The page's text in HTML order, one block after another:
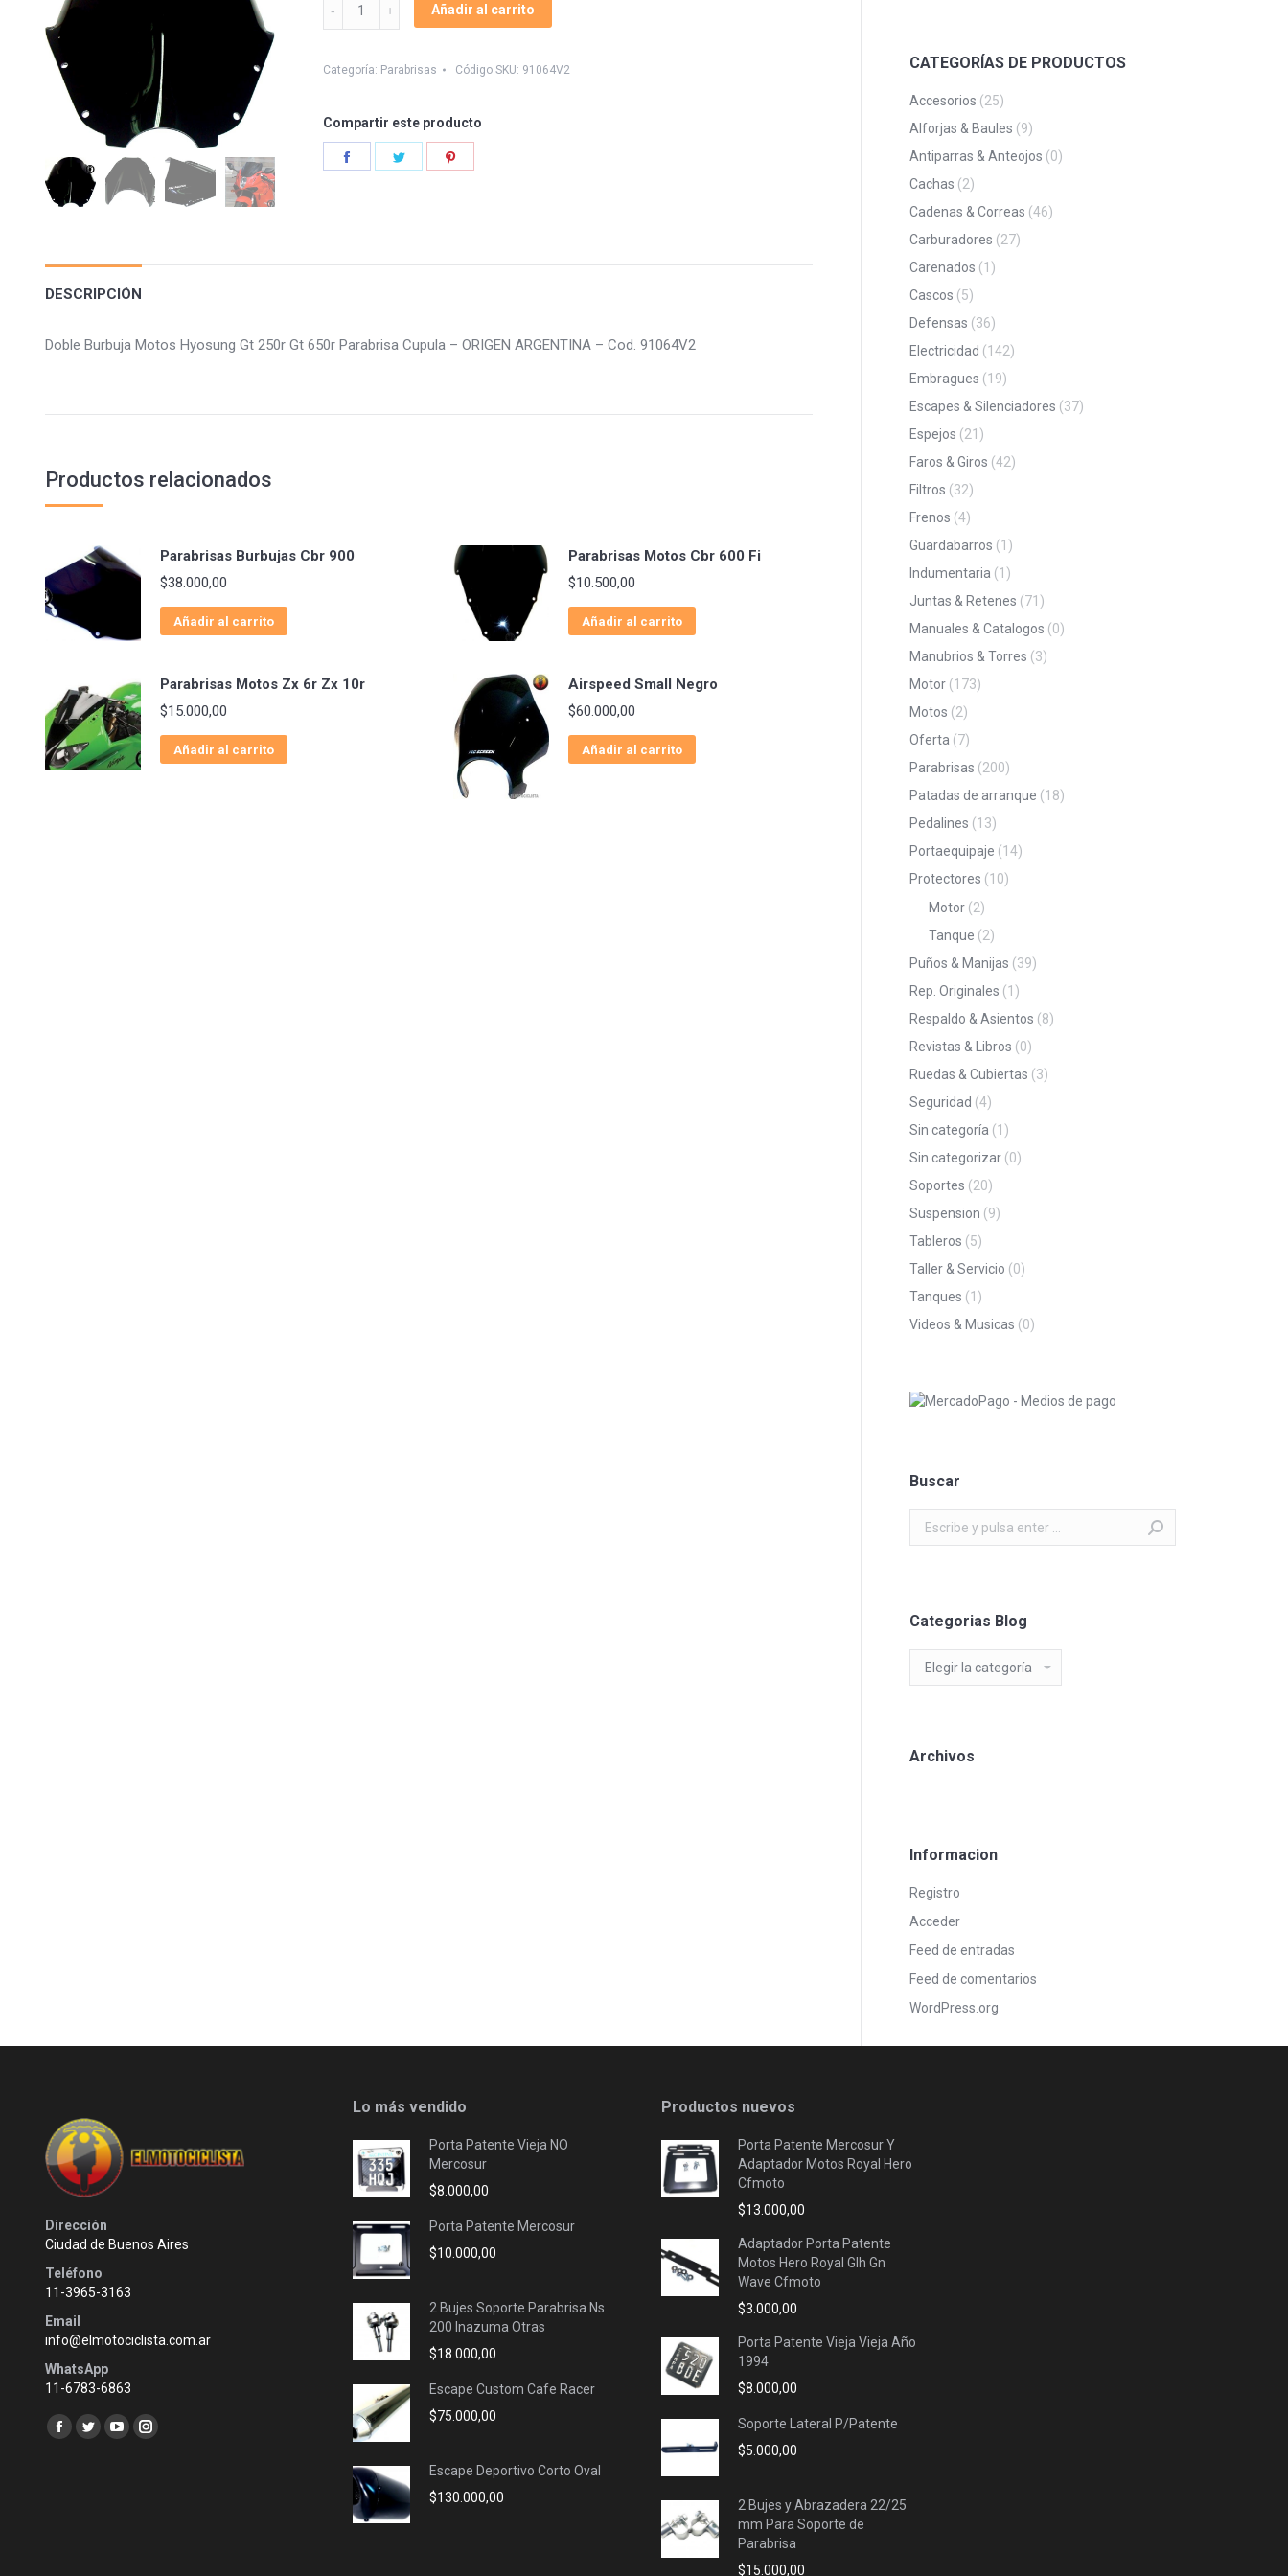
Gt
quantity
Añadir al carrito
Categoría: Parabrisas Código SKU: 91064V2
Compartir este producto
DESCRIPCIÓN
Doble Burbuja Motos Hyosung Gt 250r Gt 650r Parabrisa Cupula – ORIGEN ARGENTINA – Cod. 91064V2
Productos relacionados
Parabrisas Burbujas Cbr 900
$38.000,00
Añadir al carrito
Parabrisas Motos Cbr 600 Fi
$10.500,00
Añadir al carrito
Parabrisas Motos Zx 6r Zx 10r
$15.000,00
Añadir al carrito
Airspeed Small Negro
$60.000,00
Añadir al carrito
CATEGORÍAS DE PRODUCTOS
Accesorios (25)
Alforjas & Baules (9)
Antiparras & Anteojos (0)
Cachas (2)
Cadenas & Correas (46)
Carburadores (27)
Carenados (1)
Cascos (5)
Defensas (36)
Electricidad (142)
Embragues (19)
Escapes & Silenciadores (37)
Espejos (21)
Faros & Giros (42)
Filtros (32)
Frenos (4)
Guardabarros (1)
Indumentaria (1)
Juntas & Retenes (71)
Manuales & Catalogos (0)
Manubrios & Torres (3)
Motor (173)
Motos (2)
Oferta (7)
Parabrisas (200)
Patadas de arranque (18)
Pedalines (13)
Portaequipaje (14)
Protectores (10)
Motor (2)
Tanque (2)
Puños & Manijas (39)
Rep. Originales (1)
Respaldo & Asientos (8)
Revistas & Libros (0)
Ruedas & Cubiertas (3)
Seguridad (4)
Sin categoría (1)
Sin categorizar (0)
Soportes (20)
Suspension (9)
Tableros (5)
Taller & Servicio (0)
Tanques (1)
Videos & Musicas (0)
Buscar
Categorias Blog
Blog
Archivos
Informacion
Registro
Acceder
Feed de entradas
Feed de comentarios
WordPress.org
Dirección
Ciudad de Buenos Aires
Teléfono
11-3965-3163
Email
info@elmotociclista.com.ar
WhatsApp
11-6783-6863
Encuéntranos en:
Facebook
TwitterYouTubeInstagram
Lo más vendido
Porta Patente Vieja NO
Mercosur
$8.000,00
Porta Patente Mercosur
$10.000,00
2 Bujes Soporte Parabrisa Ns
200 Inazuma Otras
$18.000,00
Escape Custom Cafe Racer
$75.000,00
Escape Deportivo Corto Oval
$130.000,00
Productos nuevos
Porta Patente Mercosur Y
Adaptador Motos Royal Hero
Cfmoto
$13.000,00
Adaptador Porta Patente
Motos Hero Royal Glh Gn
Wave Cfmoto
$3.000,00
Porta Patente Vieja Vieja Año
1994
$8.000,00
Soporte Lateral P/Patente
$5.000,00
2 Bujes y Abrazadera 22/25
mm Para Soporte de
Parabrisa
$15.000,00